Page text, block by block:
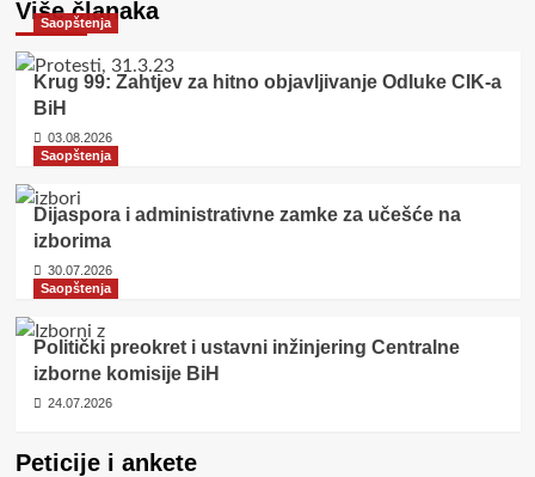
Više članaka
Saopštenja
Krug 99: Zahtjev za hitno objavljivanje Odluke CIK-a
BiH
03.08.2026
Saopštenja
Dijaspora i administrativne zamke za učešće na
izborima
30.07.2026
Saopštenja
Politički preokret i ustavni inžinjering Centralne
izborne komisije BiH
24.07.2026
Peticije i ankete